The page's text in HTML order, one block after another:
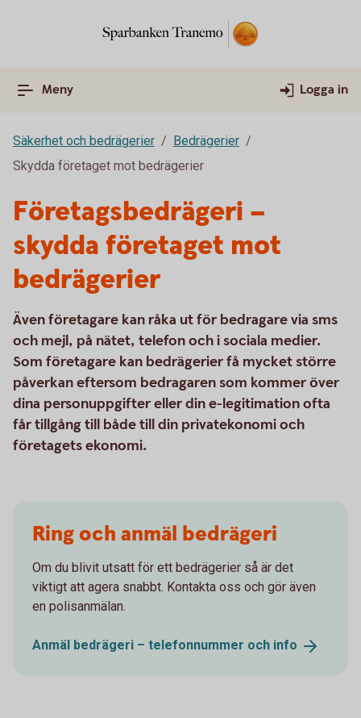
Meny Logga in
Säkerhet och bedrägerier
Bedrägerier
Skydda företaget mot bedrägerier
Företagsbedrägeri –
skydda företaget mot
bedrägerier
Även företagare kan råka ut för bedragare via sms
och mejl, på nätet, telefon och i sociala medier.
Som företagare kan bedrägerier få mycket större
påverkan eftersom bedragaren som kommer över
dina personuppgifter eller din e-legitimation ofta
får tillgång till både till din privatekonomi och
företagets ekonomi.
Ring och anmäl bedrägeri
Om du blivit utsatt för ett bedrägerier så är det
viktigt att agera snabbt. Kontakta oss och gör även
en polisanmälan.
Anmäl bedrägeri – telefonnummer och info